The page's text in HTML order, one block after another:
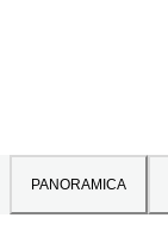
PANORAMICA